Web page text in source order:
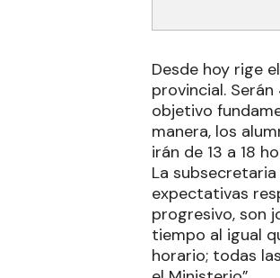
Desde hoy rige
provincial.
objetivo
manera, los
irán de 13 a 18
La
expectativas
progresivo, son
tiempo al igual
horario; todas